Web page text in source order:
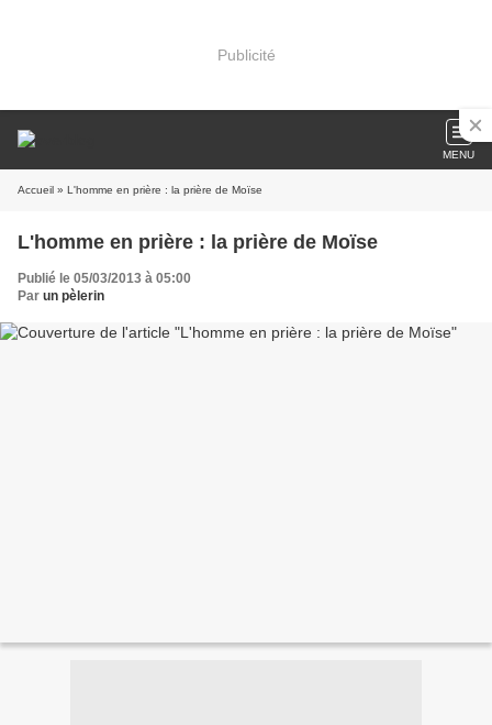
Publicité
MENU
Accueil » L'homme en prière : la prière de Moïse
L'homme en prière : la prière de Moïse
Publié le 05/03/2013 à 05:00
Par un pèlerin